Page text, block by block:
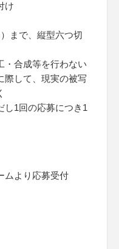
け
まで、縦型六つ切
合成等を行わない
際して、現実の被写
1回の応募につき1
ムより応募受付